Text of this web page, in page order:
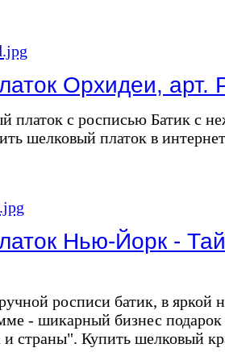
Орхидеи, арт.
платок с росписью Батик с
шелковый платок в
Нью-Йорк -
росписи батик, в яркой
- шикарный бизнес
и страны". Купить шелковый